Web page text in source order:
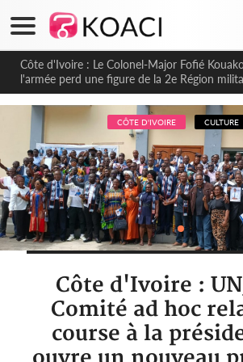
Côte d'Ivoire : Le Colonel-Major Fofié
l'armée perd une figure de la 2e Région
CÔTE D'IVOIRE CULTURE
Côte d'Ivoire :
Comité ad hoc
course à la